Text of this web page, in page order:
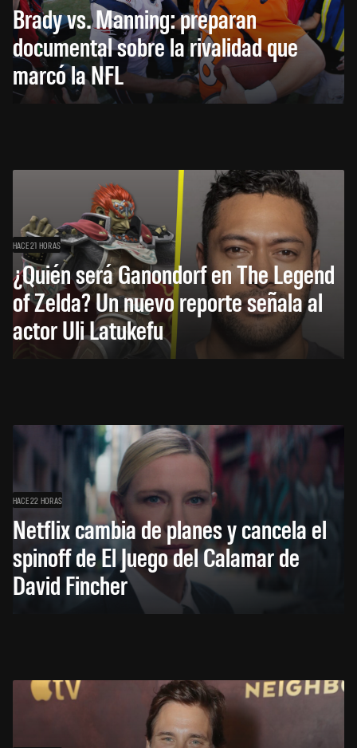
Brady vs. Manning: preparan
documental sobre la rivalidad que
marcó la NFL
HACE 21 HORAS
¿Quién será Ganondorf en The Legend
of Zelda? Un nuevo reporte señala al
actor Uli Latukefu
HACE 22 HORAS
Netflix cambia de planes y cancela el
spinoff de El Juego del Calamar de
David Fincher